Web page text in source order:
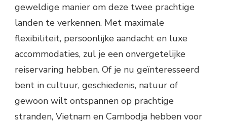
geweldige manier om deze twee prachtige
landen te verkennen. Met maximale
flexibiliteit, persoonlijke aandacht en luxe
accommodaties, zul je een onvergetelijke
reiservaring hebben. Of je nu geïnteresseerd
bent in cultuur, geschiedenis, natuur of
gewoon wilt ontspannen op prachtige
stranden, Vietnam en Cambodja hebben voor